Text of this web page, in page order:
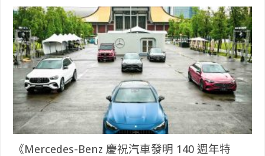
《Mercedes-Benz 慶祝汽車發明 140 週年特